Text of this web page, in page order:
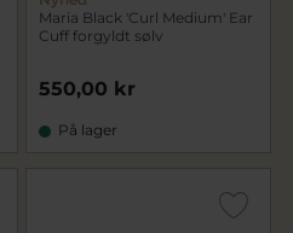
Maria Black 'Curl Medium' Ear
Cuff forgyldt sølv
550,00 kr
På lager